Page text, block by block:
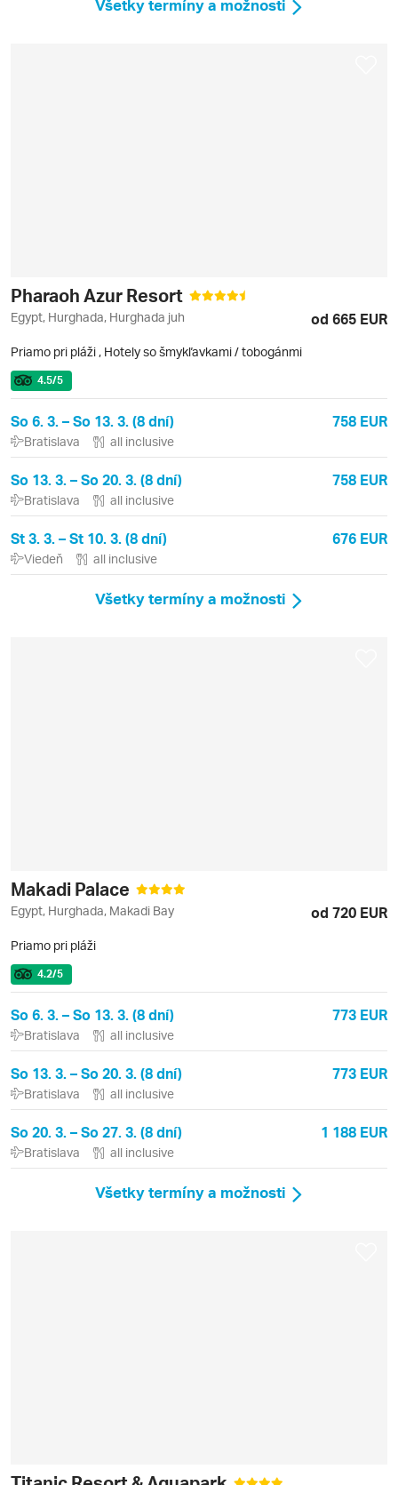
Všetky termíny a možnosti
Pharaoh Azur Resort
Egypt, Hurghada, Hurghada juh od 665 EUR
Priamo pri pláži , Hotely so šmykľavkami / tobogánmi
4.5/5
So 6. 3. – So 13. 3. (8 dní) 758 EUR
Bratislava all inclusive
So 13. 3. – So 20. 3. (8 dní) 758 EUR
Bratislava all inclusive
St 3. 3. – St 10. 3. (8 dní) 676 EUR
Viedeň all inclusive
Všetky termíny a možnosti
Makadi Palace
Egypt, Hurghada, Makadi Bay od 720 EUR
Priamo pri pláži
4.2/5
So 6. 3. – So 13. 3. (8 dní) 773 EUR
Bratislava all inclusive
So 13. 3. – So 20. 3. (8 dní) 773 EUR
Bratislava all inclusive
So 20. 3. – So 27. 3. (8 dní) 1 188 EUR
Bratislava all inclusive
Všetky termíny a možnosti